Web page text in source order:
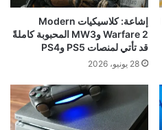
إشاعة: كلاسيكيات Modern
Warfare 2 وMW3 المحبوبة كاملةً
قد تأتي لمنصات PS5 وPS4
28 يونيو، 2026